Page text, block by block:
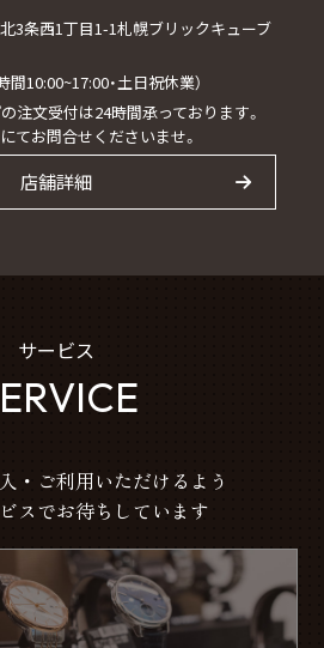
3条西1丁目1-1札幌ブリックキューブ
10:00~17:00・土日祝休業）
注文受付は24時間承っております。
てお問合せくださいませ。
店舗詳細
サービス
・ご利用いただけるよう
スでお待ちしています